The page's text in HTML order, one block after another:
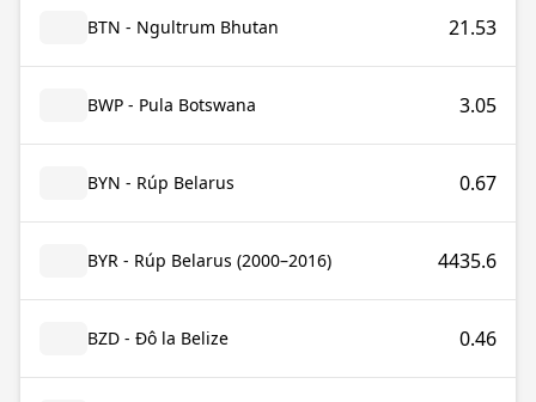
BTN - Ngultrum Bhutan 21.53
BWP - Pula Botswana 3.05
BYN - Rúp Belarus 0.67
BYR - Rúp Belarus (2000–2016) 4435.6
BZD - Đô la Belize 0.46